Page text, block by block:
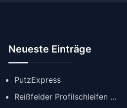
Neueste Einträge
PutzExpress
Reißfelder Profilschleifen GmbH